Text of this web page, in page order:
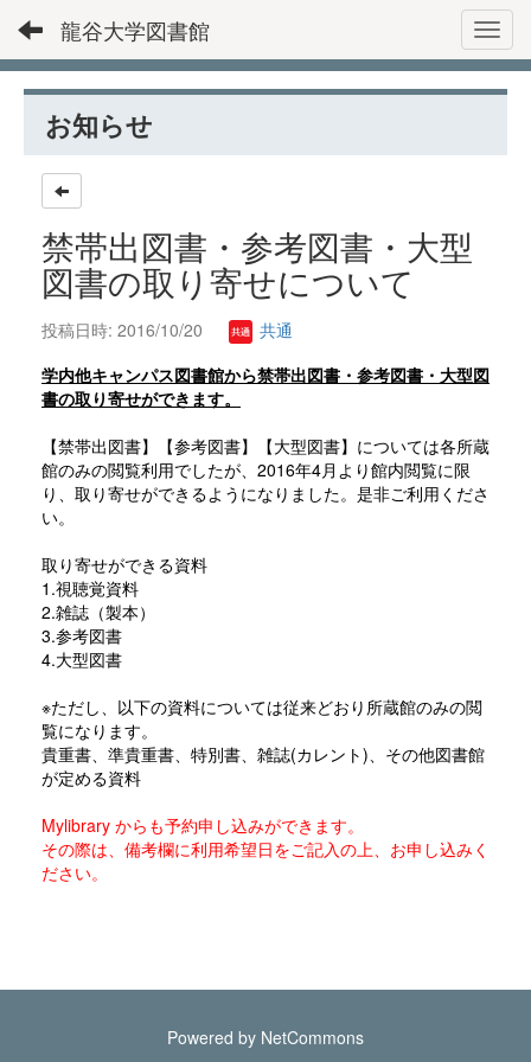
龍谷大学図書館
お知らせ
禁帯出図書・参考図書・大型
図書の取り寄せについて
投稿日時: 2016/10/20
共通
学内他キャンパス図書館から禁帯出図書・参考図書・大型図
書の取り寄せができます。
【禁帯出図書】【参考図書】【大型図書】については各所蔵
館のみの閲覧利用でしたが、2016年4月より館内閲覧に限
り、取り寄せができるようになりました。是非ご利用くださ
い。
取り寄せができる資料
1.視聴覚資料
2.雑誌（製本）
3.参考図書
4.大型図書
※ただし、以下の資料については従来どおり所蔵館のみの閲
覧になります。
貴重書、準貴重書、特別書、雑誌(カレント)、その他図書館
が定める資料
Mylibrary からも予約申し込みができます。
その際は、備考欄に利用希望日をご記入の上、お申し込みく
ださい。
Powered by NetCommons